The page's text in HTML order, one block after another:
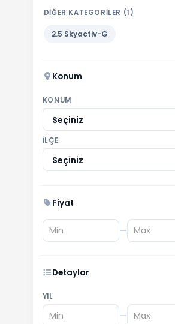
DİĞER KATEGORİLER (1)
2.5 Skyactiv-G
Konum
KONUM
Seçiniz
İLÇE
Seçiniz
Fiyat
—
Detaylar
YIL
—